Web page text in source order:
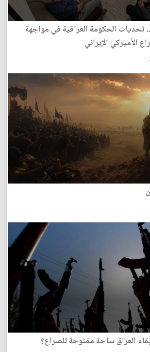
تحديات الحكومة العراقية في مواجهة
الأميركي الإيراني
العراق ساحة مفتوحة للصراع؟